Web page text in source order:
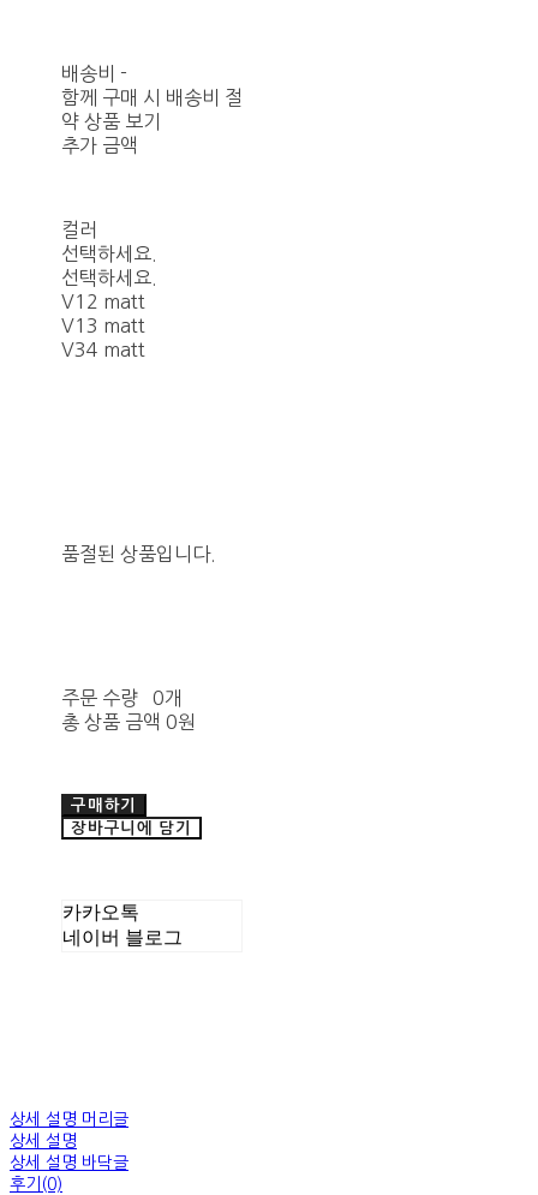
배송비 -
함께 구매 시 배송비 절
약 상품 보기
추가 금액
컬러
선택하세요.
선택하세요.
V12 matt
V13 matt
V34 matt
품절된 상품입니다.
주문 수량
0개
총 상품 금액 0원
구매하기
장바구니에 담기
카카오톡
네이버 블로그
상세 설명 머리글
상세 설명
상세 설명 바닥글
후기(0)